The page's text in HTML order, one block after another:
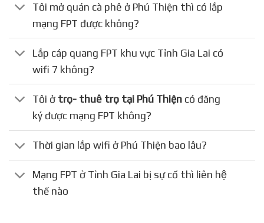
Tôi mở quán cà phê ở Phú Thiện thì có lắp
mạng FPT được không?
Lắp cáp quang FPT khu vực Tỉnh Gia Lai có
wifi 7 không?
Tôi ở trọ- thuê trọ tại Phú Thiện có đăng
ký được mạng FPT không?
Thời gian lắp wifi ở Phú Thiện bao lâu?
Mạng FPT ở Tỉnh Gia Lai bị sự cố thì liên hệ
thế nào